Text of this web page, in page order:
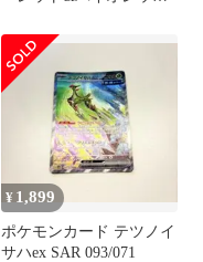
ャ…
¥ 1,899
ポケモンカード テツノイ
サハex SAR 093/071